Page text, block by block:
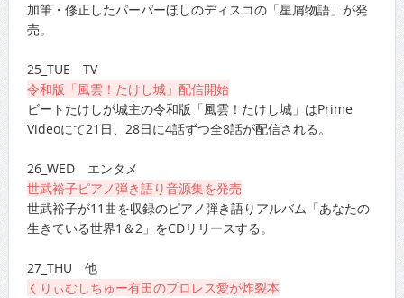
加筆・修正したパーパーほしのディスコの「星屑物語」が発
売。
25_TUE TV
令和版「風雲！たけし城」配信開始
ビートたけしが城主の令和版「風雲！たけし城」はPrime
Videoにて21日、28日に4話ずつ全8話が配信される。
26_WED エンタメ
世武裕子ピアノ弾き語り音源集を発売
世武裕子が11曲を収録のピアノ弾き語りアルバム「あなたの
生きている世界1＆2」をCDリリースする。
27_THU 他
くりぃむしちゅー有田のプロレス愛が炸裂本